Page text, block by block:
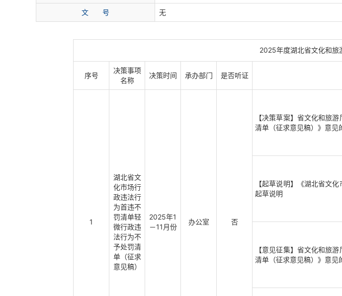
文 号 无
2025年度湖北省文化和旅
序号
决策事项
名称
决策时间 承办部门 是否听证
1
湖北省文
化市场行
政违法行
为首违不
罚清单轻
微行政违
法行为不
予处罚清
单（征求
意见稿）
2025年1
－11月份
办公室 否
【决策草案】省文化和旅
清单（征求意见稿）》意见
【起草说明】《湖北省文
起草说明
【意见征集】省文化和旅
清单（征求意见稿）》意见